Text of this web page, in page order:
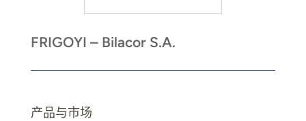
FRIGOYI – Bilacor S.A.
产品与市场